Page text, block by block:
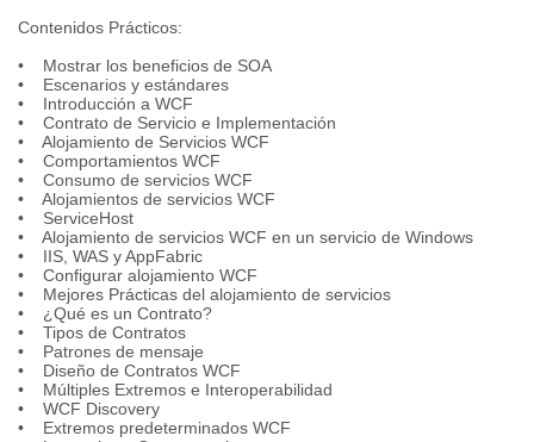
Contenidos Prácticos:
• Mostrar los beneficios de SOA
• Escenarios y estándares
• Introducción a WCF
• Contrato de Servicio e Implementación
• Alojamiento de Servicios WCF
• Comportamientos WCF
• Consumo de servicios WCF
• Alojamientos de servicios WCF
• ServiceHost
• Alojamiento de servicios WCF en un servicio de Windows
• IIS, WAS y AppFabric
• Configurar alojamiento WCF
• Mejores Prácticas del alojamiento de servicios
• ¿Qué es un Contrato?
• Tipos de Contratos
• Patrones de mensaje
• Diseño de Contratos WCF
• Múltiples Extremos e Interoperabilidad
• WCF Discovery
• Extremos predeterminados WCF